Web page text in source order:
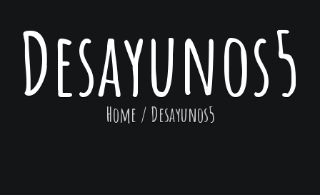
Desayunos5
Home / Desayunos5